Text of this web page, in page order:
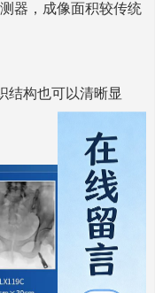
器，成像面积较传统
结构也可以清晰显